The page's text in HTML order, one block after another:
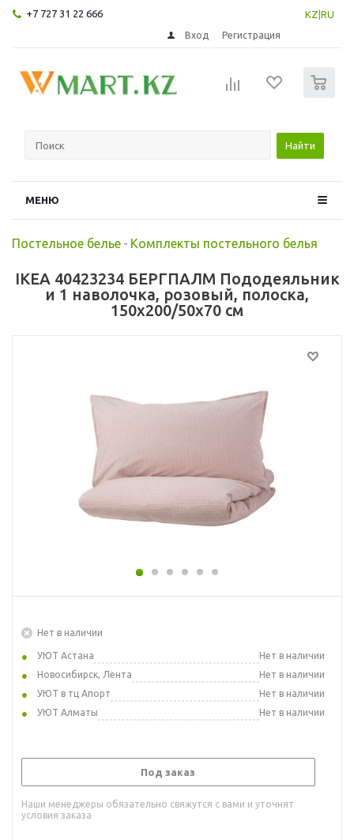
+7 727 31 22 666 KZ RU
Вход Регистрация
Найти
МЕНЮ
Постельное белье - Комплекты постельного белья
IKEA 40423234 БЕРГПАЛМ Пододеяльник
и 1 наволочка, розовый, полоска,
150x200/50x70 см
Нет в наличии
УЮТ Астана
Нет в наличии
Новосибирск, Лента
Нет в наличии
УЮТ в тц Апорт
Нет в наличии
УЮТ Алматы
Нет в наличии
Под заказ
Наши менеджеры обязательно свяжутся с вами и уточнят
условия заказа